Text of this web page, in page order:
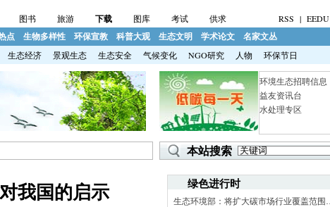
图书 旅游 下载 图库 考试 供求 RSS | EEDU
点 生物多样性 环保宣教 科普大观 生态文明 学术论文 名家文丛
生态经济 景观生态 生态安全 气候变化 NGO研究 人物 环保节日
环境生态招聘信息
益友资讯台
水处理专区
本站搜索
我国的启示 绿色进行时
生态环境部：将扩大碳市场行业覆盖范围…